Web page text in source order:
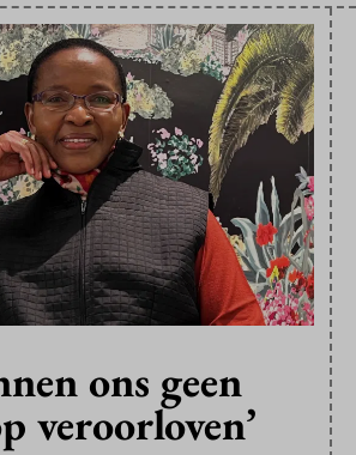
ons geen
veroorloven’